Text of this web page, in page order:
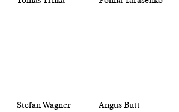
Stefan Wagner Angus Butt